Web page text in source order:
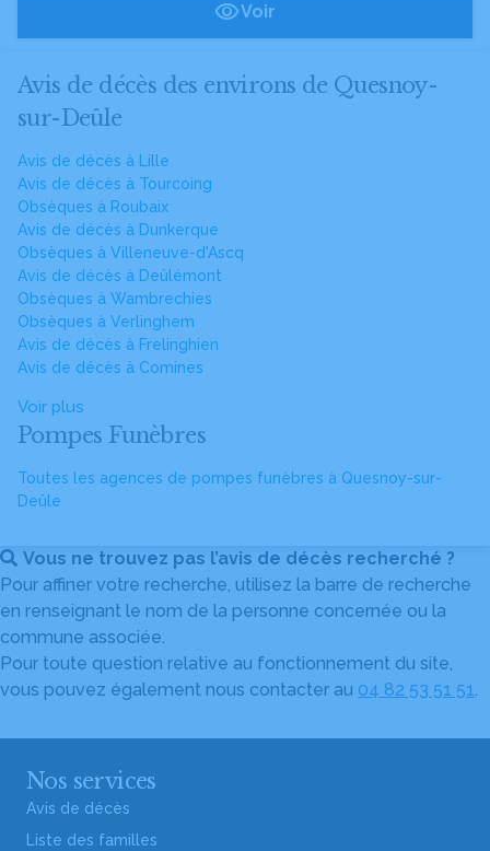
Voir
Avis de décès des environs de Quesnoy-
sur-Deûle
Avis de décès à Lille
Avis de décès à Tourcoing
Obsèques à Roubaix
Avis de décès à Dunkerque
Obsèques à Villeneuve-d'Ascq
Avis de décès à Deûlémont
Obsèques à Wambrechies
Obsèques à Verlinghem
Avis de décès à Frelinghien
Avis de décès à Comines
Voir plus
Pompes Funèbres
Toutes les agences de pompes funèbres à Quesnoy-sur-
Deûle
Vous ne trouvez pas l’avis de décès recherché ?
Pour affiner votre recherche, utilisez la barre de recherche
en renseignant le nom de la personne concernée ou la
commune associée.
Pour toute question relative au fonctionnement du site,
vous pouvez également nous contacter au 04 82 53 51 51.
Nos services
Avis de décès
Liste des familles